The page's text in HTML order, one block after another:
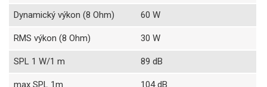
Dynamický výkon (8 Ohm) 60 W
RMS výkon (8 Ohm) 30 W
SPL 1 W/1 m 89 dB
max SPL 1m 104 dB